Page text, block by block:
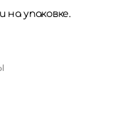
упаковке.